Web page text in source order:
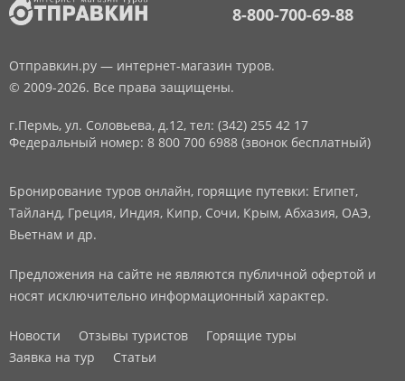
8-800-700-69-88
Отправкин.ру — интернет-магазин туров.
© 2009-2026. Все права защищены.
г.Пермь, ул. Соловьева, д.12, тел: (342) 255 42 17
Федеральный номер: 8 800 700 6988 (звонок бесплатный)
Бронирование туров онлайн, горящие путевки: Египет,
Тайланд, Греция, Индия, Кипр, Сочи, Крым, Абхазия, ОАЭ,
Вьетнам и др.
Предложения на сайте не являются публичной офертой и
носят исключительно информационный характер.
Новости Отзывы туристов
Горящие туры
Заявка на тур
Статьи